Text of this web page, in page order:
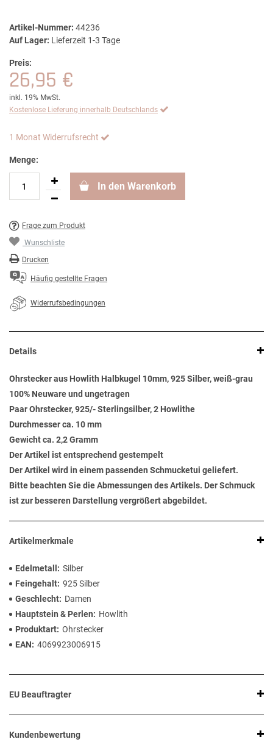
Artikel-Nummer: 44236
Auf Lager: Lieferzeit 1-3 Tage
Preis:
26,95 €
inkl. 19% MwSt.
Kostenlose Lieferung innerhalb Deutschlands
1 Monat Widerrufsrecht
Menge:
In den Warenkorb
Frage zum Produkt
Wunschliste
Drucken
Häufig gestellte Fragen
Widerrufsbedingungen
Details
Ohrstecker aus Howlith Halbkugel 10mm, 925 Silber, weiß-grau
100% Neuware und ungetragen
Paar Ohrstecker, 925/- Sterlingsilber, 2 Howlithe
Durchmesser ca. 10 mm
Gewicht ca. 2,2 Gramm
Der Artikel ist entsprechend gestempelt
Der Artikel wird in einem passenden Schmucketui geliefert.
Bitte beachten Sie die Abmessungen des Artikels. Der Schmuck
ist zur besseren Darstellung vergrößert abgebildet.
Artikelmerkmale
Edelmetall
Silber
Feingehalt 925 Silber
Geschlecht
Damen
Hauptstein & Perlen
Howlith
Produktart Ohrstecker
EAN
4069923006915
EU Beauftragter
Kundenbewertung